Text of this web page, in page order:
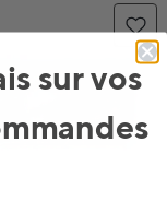
sur vos